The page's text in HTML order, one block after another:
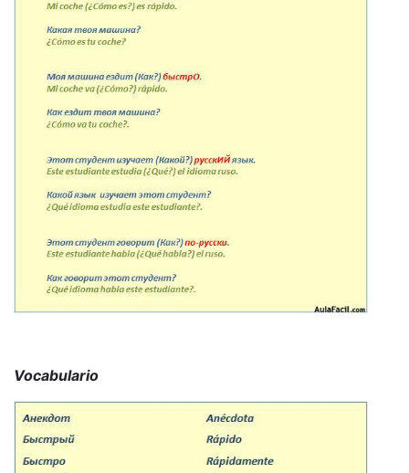
Vocabulario